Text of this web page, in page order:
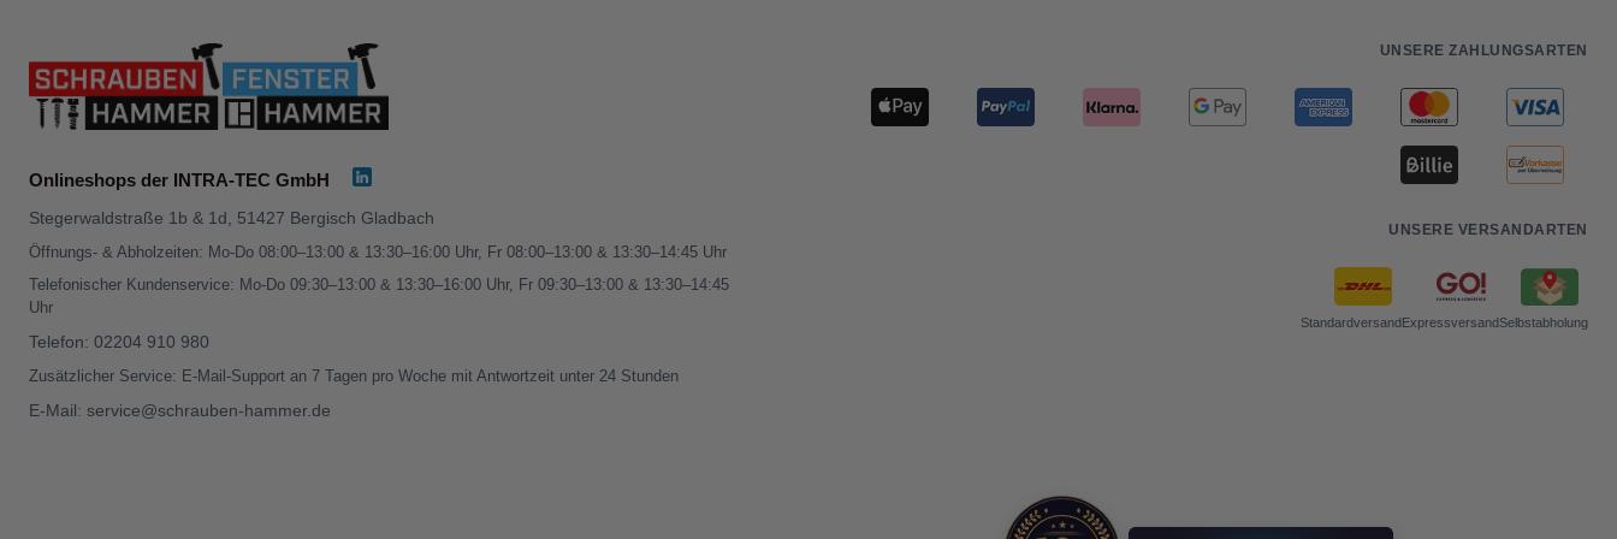
Onlineshops der INTRA-TEC GmbH
Stegerwaldstraße 1b & 1d, 51427 Bergisch Gladbach
Öffnungs- & Abholzeiten: Mo-Do 08:00–13:00 & 13:30–16:00 Uhr, Fr 08:00–13:00 & 13:30–14:45 Uhr
Telefonischer Kundenservice: Mo-Do 09:30–13:00 & 13:30–16:00 Uhr, Fr 09:30–13:00 & 13:30–14:45
Uhr
Telefon: 02204 910 980
Zusätzlicher Service: E-Mail-Support an 7 Tagen pro Woche mit Antwortzeit unter 24 Stunden
E-Mail: service@schrauben-hammer.de
UNSERE ZAHLUNGSARTEN
UNSERE VERSANDARTEN
StandardversandExpressversandSelbstabholung